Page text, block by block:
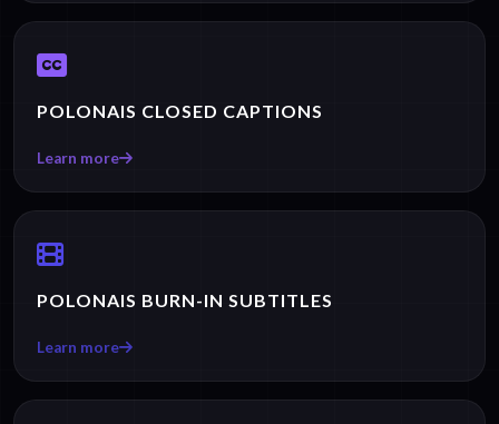
POLONAIS CLOSED CAPTIONS
Learn more
POLONAIS BURN-IN SUBTITLES
Learn more